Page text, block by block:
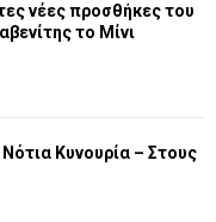
νέες προσθήκες του
το Μίνι
Κυνουρία – Στους